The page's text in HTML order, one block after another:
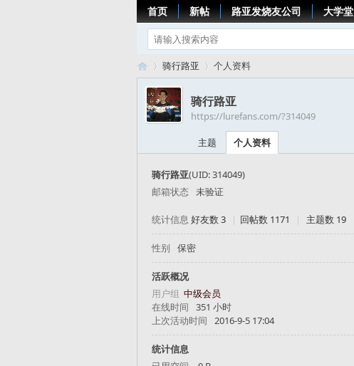
首页 新帖 路亚发烧友公司 大学堂
›
骑行路亚 个人资料
骑行路亚
https://lurefans.com/?314049
主题 个人资料
骑行路亚(UID: 314049)
邮箱状态 未验证
统计信息 好友数 3 | 回帖数 1171 | 主题数 19
性别 保密
活跃概况
用户组 中级会员
在线时间
351 小时
上次活动时间
2016-9-5 17:04
统计信息